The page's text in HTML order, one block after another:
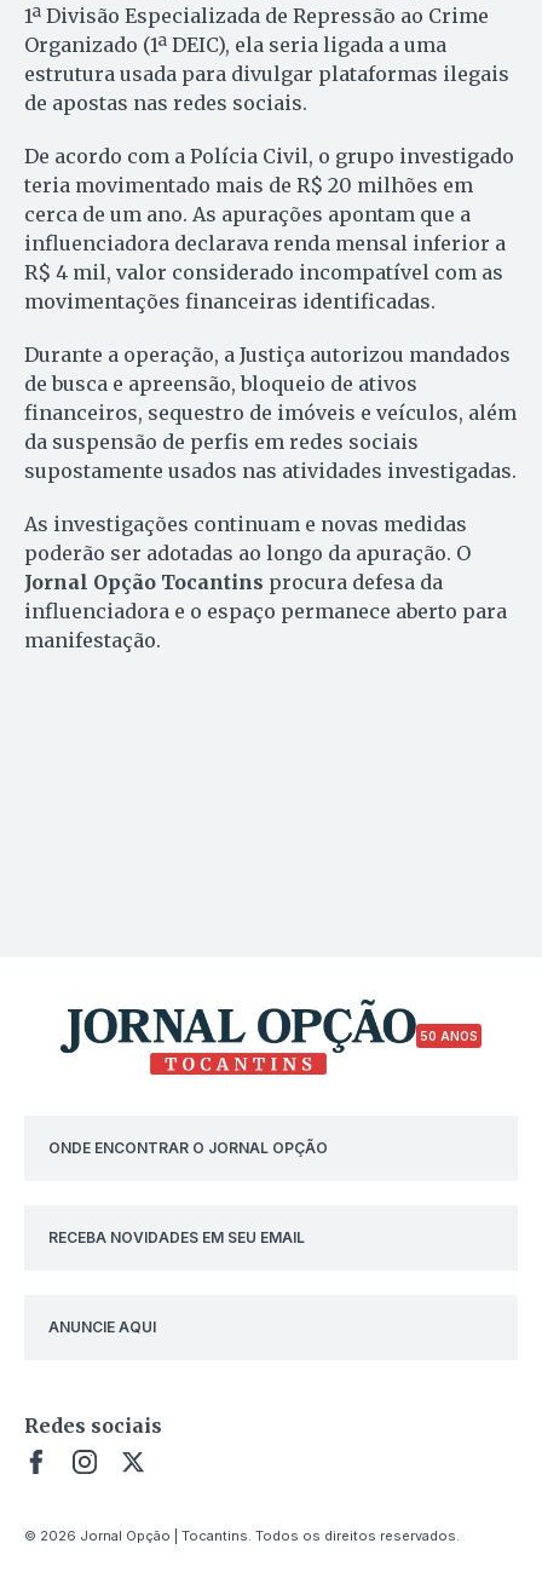
1ª Divisão Especializada de Repressão ao Crime
Organizado (1ª DEIC), ela seria ligada a uma
estrutura usada para divulgar plataformas ilegais
de apostas nas redes sociais.
De acordo com a Polícia Civil, o grupo investigado
teria movimentado mais de R$ 20 milhões em
cerca de um ano. As apurações apontam que a
influenciadora declarava renda mensal inferior a
R$ 4 mil, valor considerado incompatível com as
movimentações financeiras identificadas.
Durante a operação, a Justiça autorizou mandados
de busca e apreensão, bloqueio de ativos
financeiros, sequestro de imóveis e veículos, além
da suspensão de perfis em redes sociais
supostamente usados nas atividades investigadas.
As investigações continuam e novas medidas
poderão ser adotadas ao longo da apuração. O
Jornal Opção Tocantins procura defesa da
influenciadora e o espaço permanece aberto para
manifestação.
50 ANOS
ONDE ENCONTRAR O JORNAL OPÇÃO
RECEBA NOVIDADES EM SEU EMAIL
ANUNCIE AQUI
Redes sociais
© 2026 Jornal Opção | Tocantins. Todos os direitos reservados.